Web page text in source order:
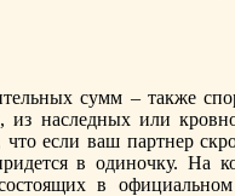
сумм – также
наследных или
если ваш партнер
в одиночку. На
в